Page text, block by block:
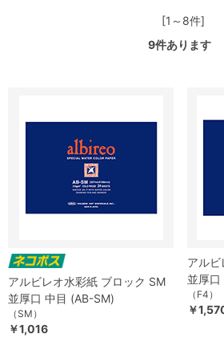
[1～8件]
9件あります
アルビレオ水彩紙 ブロック SM
並厚口 中目 (AB-SM)
（SM）
￥1,016
アル
並厚
（F4）
￥